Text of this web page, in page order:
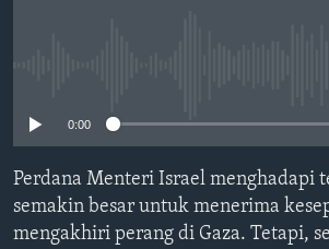
Bahasa-bahasa
0:00
Perdana Menteri Israel menghadapi
semakin besar untuk menerima
mengakhiri perang di Gaza. Tetapi,